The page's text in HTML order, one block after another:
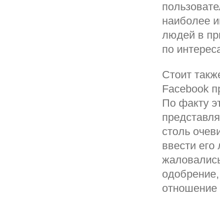
наиболее
людей в
по
Стоит
Facebook
По факту
столь
ввести
отношение